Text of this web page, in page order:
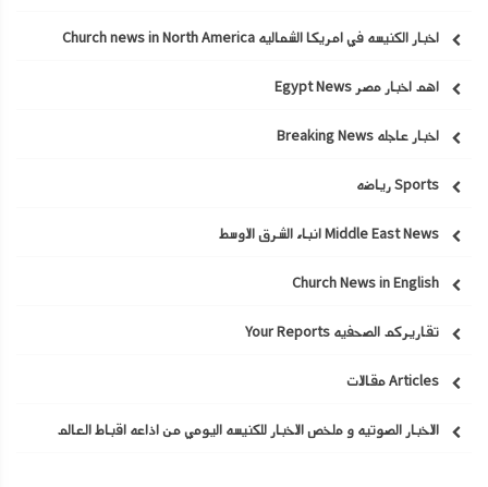
اخبار الكنيسه في امريكا الشماليه Church news in North America
اهم اخبار مصر Egypt News
اخبار عاجله Breaking News
Sports رياضه
Middle East News انباء الشرق الاوسط
Church News in English
تقاريركم الصحفيه Your Reports
Articles مقالات
الاخبار الصوتيه و ملخص الاخبار للكنيسه اليومي من اذاعه اقباط العالم